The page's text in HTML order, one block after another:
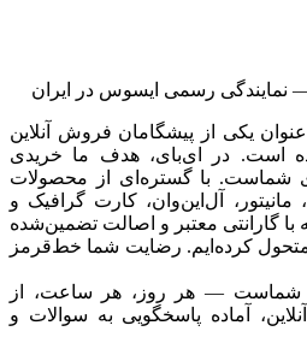
— نمایندگی رسمی ایسوس در ایران
عنوان یکی از پیشگامان فروش آنلاین
است. در ای‌بای، هدف ما خریدی
شماست. با گستره‌ای از محصولات
آل‌این‌وان، کارت گرافیک و
با گارانتی معتبر و اصالت تضمین‌شده
متحول کرده‌ایم. رضایت شما خط‌قرمز
شماست — هر روز، هر ساعت، از
آماده پاسخگویی به سوالات و